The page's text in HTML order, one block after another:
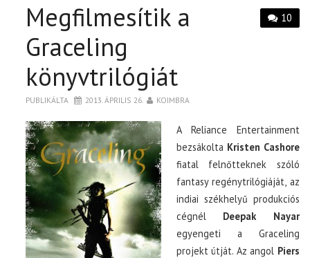
10
Megfilmesítik a
Graceling
könyvtrilógiát
PUBLIKÁLTA 2013. ÁPRILIS 26. KOIMBRA
A Reliance Entertainment
bezsákolta Kristen Cashore
fiatal felnőtteknek szóló
fantasy regénytrilógiáját, az
indiai székhelyű produkciós
cégnél Deepak Nayar
egyengeti a Graceling
projekt útját. Az angol Piers